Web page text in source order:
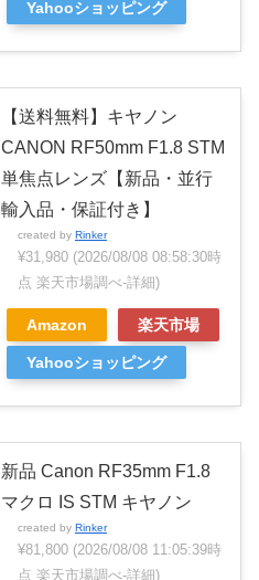
Yahooショッピング
【送料無料】キヤノン
CANON RF50mm F1.8 STM
単焦点レンズ【新品・並行
輸入品・保証付き】
created by Rinker
¥31,980 (2026/08/08 08:58:30時
点 楽天市場調べ-詳細)
Amazon 楽天市場
Yahooショッピング
新品 Canon RF35mm F1.8
マクロ IS STM キヤノン
created by Rinker
¥81,800 (2026/08/08 11:05:39時
点 楽天市場調べ-詳細)